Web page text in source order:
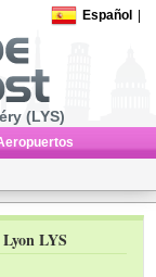
Español
(LYS)
LYS